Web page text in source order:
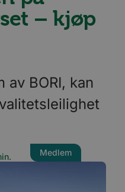
– kjøp
av BORI, kan
Medlem